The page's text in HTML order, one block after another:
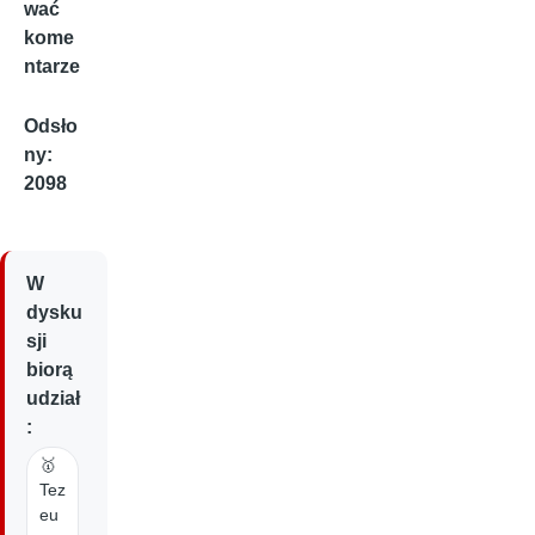
wać
kome
ntarze
Odsło
ny:
2098
W
dysku
sji
biorą
udział
:
🥇
Tez
eu